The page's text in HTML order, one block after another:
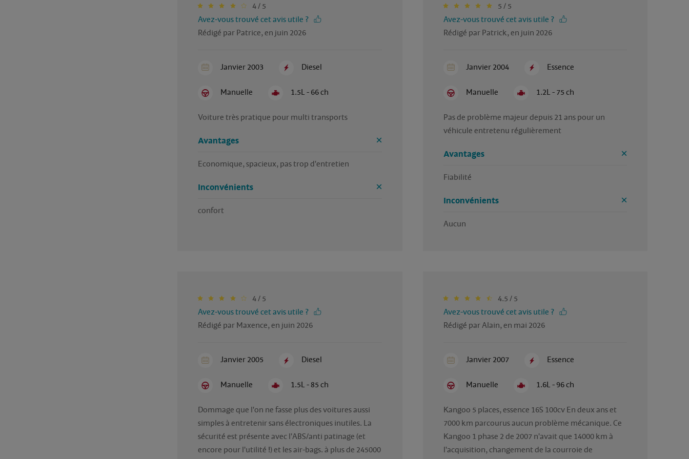
4 / 5
Avez-vous trouvé cet avis utile ?
Rédigé par Patrice, en juin 2026
Janvier 2003 Diesel
Manuelle 1.5L - 66 ch
Voiture très pratique pour multi transports
Avantages
Economique, spacieux, pas trop d'entretien
Inconvénients
confort
5 / 5
Avez-vous trouvé cet avis utile ?
Rédigé par Patrick, en juin 2026
Janvier 2004 Essence
Manuelle 1.2L - 75 ch
Pas de problème majeur depuis 21 ans pour un
véhicule entretenu régulièrement
Avantages
Fiabilité
Inconvénients
Aucun
4 / 5
Avez-vous trouvé cet avis utile ?
Rédigé par Maxence, en juin 2026
Janvier 2005 Diesel
Manuelle 1.5L - 85 ch
Dommage que l'on ne fasse plus des voitures aussi
simples à entretenir sans électroniques inutiles. La
sécurité est présente avec l'ABS/anti patinage (et
encore pour l'utilité !) et les air-bags. à plus de 245000
4.5 / 5
Avez-vous trouvé cet avis utile ?
Rédigé par Alain, en mai 2026
Janvier 2007 Essence
Manuelle 1.6L - 96 ch
Kangoo 5 places, essence 16S 100cv En deux ans et
7000 km parcourus aucun problème mécanique. Ce
Kangoo 1 phase 2 de 2007 n'avait que 14000 km à
l'acquisition, changement de la courroie de